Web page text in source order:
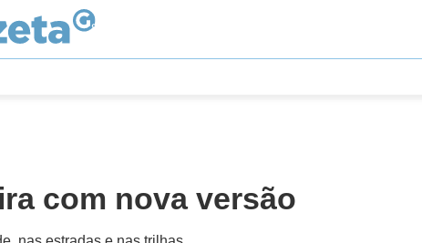
com nova versão